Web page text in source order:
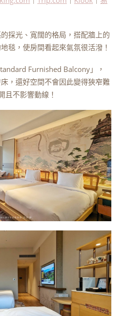
採光、寬闊的格局，搭配牆上的
毯，使房間看起來氣氛很活潑！
Furnished Balcony」，
，還好空間不會因此變得狹窄難
且不影響動線！